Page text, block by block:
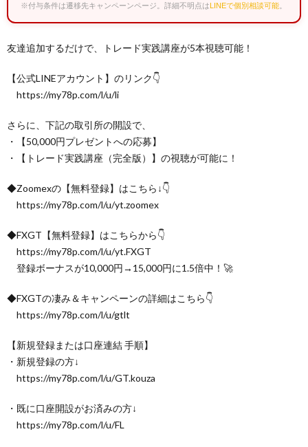
※付与条件は遷移先キャンペーンページ。詳細不明点はLINEで個別相談可能
友達追加するだけで、トレード実践講座が5本視聴可能！
【公式LINEアカウント】のリンク👇
https://my78p.com/l/u/li
さらに、下記の取引所の開設で、
・【50,000円プレゼントへの応募】
・【トレード実践講座（完全版）】の視聴が可能に！
◆Zoomexの【無料登録】はこちら↓👇
https://my78p.com/l/u/yt.zoomex
◆FXGT【無料登録】はこちらから👇
https://my78p.com/l/u/yt.FXGT
登録ボーナスが10,000円→15,000円に1.5倍中！🚀
◆FXGTの凄み＆キャンペーンの詳細はこちら👇
https://my78p.com/l/u/gtlt
【新規登録または口座連結 手順】
・新規登録の方↓
https://my78p.com/l/u/GT.kouza
・既に口座開設がお済みの方↓
https://my78p.com/l/u/FL